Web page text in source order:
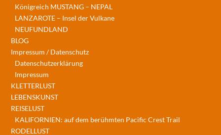
Königreich MUSTANG – NEPAL
LANZAROTE – Insel der Vulkane
NEUFUNDLAND
BLOG
Impressum / Datenschutz
Datenschutzerklärung
Impressum
KLETTERLUST
LEBENSKUNST
REISELUST
KALIFORNIEN: auf dem berühmten Pacific Crest Trail
RODELLUST